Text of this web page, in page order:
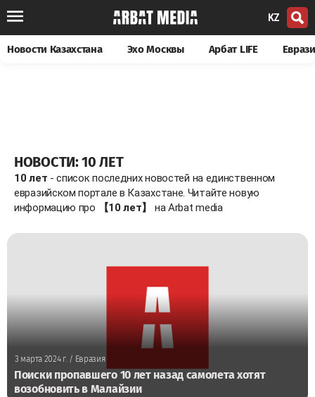
KZ
Новости Казахстана Эхо Москвы Арбат LIFE
НОВОСТИ: 10 ЛЕТ
10 лет - список последних новостей на единственном
евразийском портале в Казахстане. Читайте новую
информацию про
【10 лет】 на Arbat media
3 марта 2024 г./ Евразия
Поиски пропавшего 10 лет назад самолета хотят
возобновить в Малайзии